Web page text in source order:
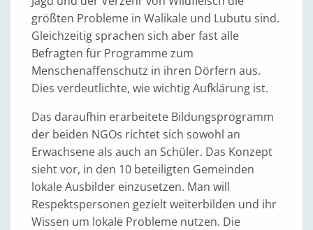
größten Probleme in Walikale und Lubutu sind.
Gleichzeitig sprachen sich aber fast alle
Befragten für Programme zum
Menschenaffenschutz in ihren Dörfern aus.
Dies verdeutlichte, wie wichtig Aufklärung ist.
Das daraufhin erarbeitete Bildungsprogramm
der beiden NGOs richtet sich sowohl an
Erwachsene als auch an Schüler. Das Konzept
sieht vor, in den 10 beteiligten Gemeinden
lokale Ausbilder einzusetzen. Man will
Respektspersonen gezielt weiterbilden und ihr
Wissen um lokale Probleme nutzen. Die